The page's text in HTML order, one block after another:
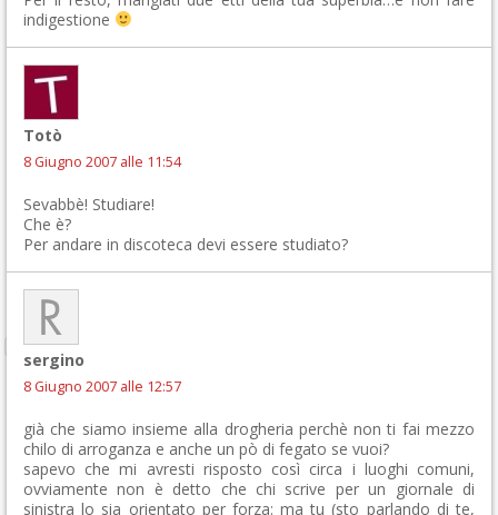
indigestione
Totò
8 Giugno 2007 alle 11:54
Sevabbè! Studiare!
Che è?
Per andare in discoteca devi essere studiato?
sergino
8 Giugno 2007 alle 12:57
già che siamo insieme alla drogheria perchè non ti fai mezzo
chilo di arroganza e anche un pò di fegato se vuoi?
sapevo che mi avresti risposto così circa i luoghi comuni,
ovviamente non è detto che chi scrive per un giornale di
sinistra lo sia orientato per forza: ma tu (sto parlando di te,